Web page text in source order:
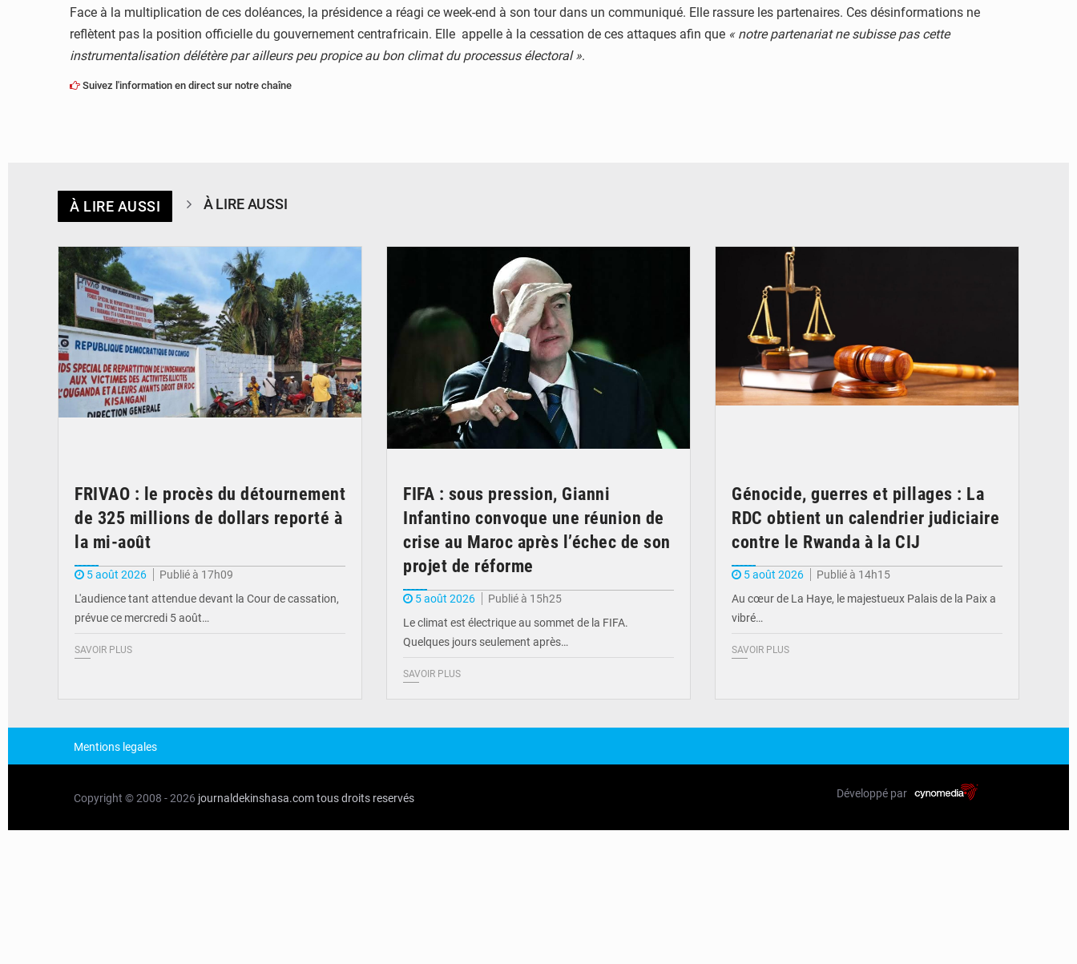
Face à la multiplication de ces doléances, la présidence a réagi ce week-end à son tour dans un communiqué. Elle rassure les partenaires. Ces désinformations ne
reflètent pas la position officielle du gouvernement centrafricain. Elle appelle à la cessation de ces attaques afin que « notre partenariat ne subisse pas cette
instrumentalisation délétère par ailleurs peu propice au bon climat du processus électoral ».
Suivez l'information en direct sur notre chaîne
À LIRE AUSSI À LIRE AUSSI
FRIVAO : le procès du détournement
de 325 millions de dollars reporté à
la mi-août
5 août 2026
Publié à 17h09
L'audience tant attendue devant la Cour de cassation,
prévue ce mercredi 5 août…
SAVOIR PLUS
FIFA : sous pression, Gianni
Infantino convoque une réunion de
crise au Maroc après l’échec de son
projet de réforme
5 août 2026
Publié à 15h25
Le climat est électrique au sommet de la FIFA.
Quelques jours seulement après…
SAVOIR PLUS
Génocide, guerres et pillages : La
RDC obtient un calendrier judiciaire
contre le Rwanda à la CIJ
5 août 2026
Publié à 14h15
Au cœur de La Haye, le majestueux Palais de la Paix a
vibré…
SAVOIR PLUS
Mentions legales
Copyright © 2008 - 2026 journaldekinshasa.comtous droits reservés Développé par